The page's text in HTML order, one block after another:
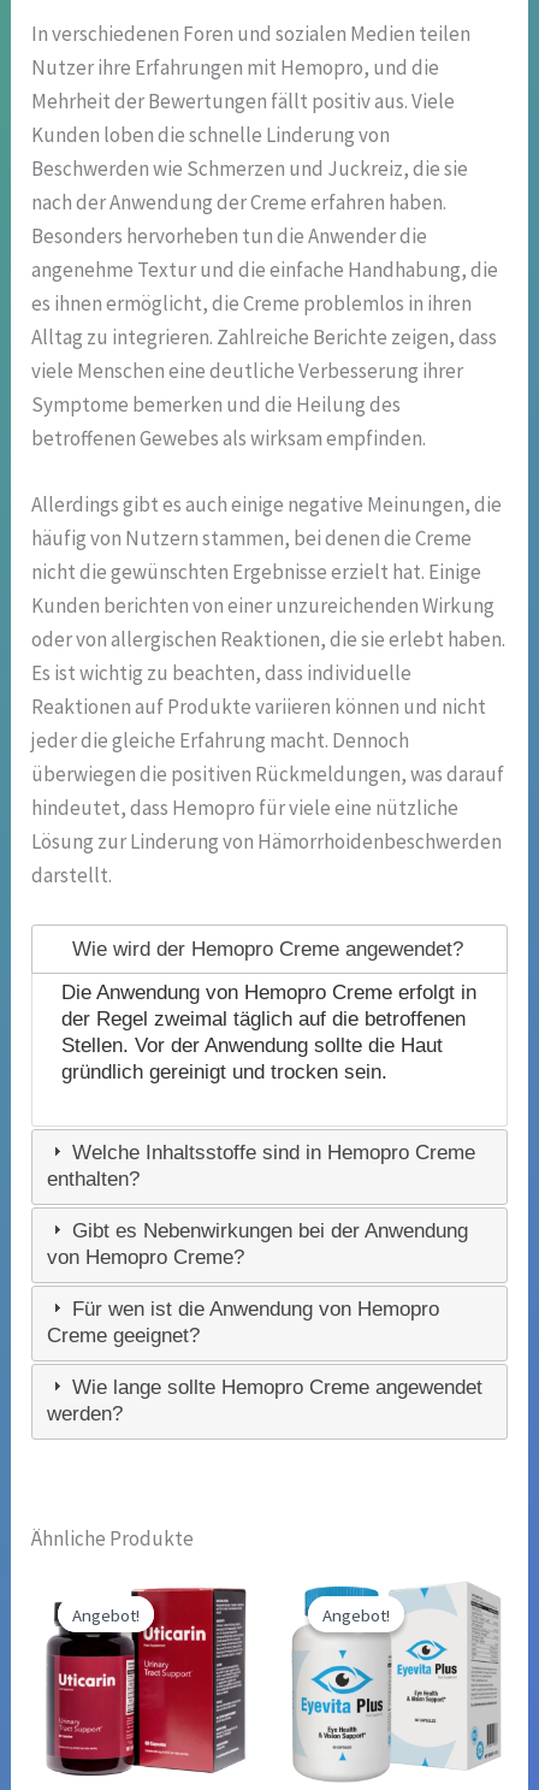
In verschiedenen Foren und sozialen Medien teilen
Nutzer ihre Erfahrungen mit Hemopro, und die
Mehrheit der Bewertungen fällt positiv aus. Viele
Kunden loben die schnelle Linderung von
Beschwerden wie Schmerzen und Juckreiz, die sie
nach der Anwendung der Creme erfahren haben.
Besonders hervorheben tun die Anwender die
angenehme Textur und die einfache Handhabung, die
es ihnen ermöglicht, die Creme problemlos in ihren
Alltag zu integrieren. Zahlreiche Berichte zeigen, dass
viele Menschen eine deutliche Verbesserung ihrer
Symptome bemerken und die Heilung des
betroffenen Gewebes als wirksam empfinden.
Allerdings gibt es auch einige negative Meinungen, die
häufig von Nutzern stammen, bei denen die Creme
nicht die gewünschten Ergebnisse erzielt hat. Einige
Kunden berichten von einer unzureichenden Wirkung
oder von allergischen Reaktionen, die sie erlebt haben.
Es ist wichtig zu beachten, dass individuelle
Reaktionen auf Produkte variieren können und nicht
jeder die gleiche Erfahrung macht. Dennoch
überwiegen die positiven Rückmeldungen, was darauf
hindeutet, dass Hemopro für viele eine nützliche
Lösung zur Linderung von Hämorrhoidenbeschwerden
darstellt.
Wie wird der Hemopro Creme angewendet?
Die Anwendung von Hemopro Creme erfolgt in
der Regel zweimal täglich auf die betroffenen
Stellen. Vor der Anwendung sollte die Haut
gründlich gereinigt und trocken sein.
Welche Inhaltsstoffe sind in Hemopro Creme
enthalten?
Gibt es Nebenwirkungen bei der Anwendung
von Hemopro Creme?
Für wen ist die Anwendung von Hemopro
Creme geeignet?
Wie lange sollte Hemopro Creme angewendet
werden?
Ähnliche Produkte
Angebot!
Angebot! Angebot!
Angebot!